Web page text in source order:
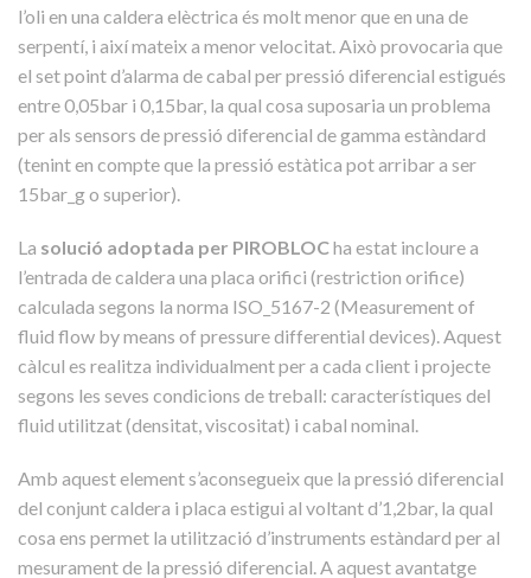
l’oli en una caldera elèctrica és molt menor que en una de
serpentí, i així mateix a menor velocitat. Això provocaria que
el set point d’alarma de cabal per pressió diferencial estigués
entre 0,05bar i 0,15bar, la qual cosa suposaria un problema
per als sensors de pressió diferencial de gamma estàndard
(tenint en compte que la pressió estàtica pot arribar a ser
15bar_g o superior).
La solució adoptada per PIROBLOCha estat incloure a
l’entrada de caldera una placa orifici (restriction orifice)
calculada segons la norma ISO_5167-2 (Measurement of
fluid flow by means of pressure differential devices). Aquest
càlcul es realitza individualment per a cada client i projecte
segons les seves condicions de treball: característiques del
fluid utilitzat (densitat, viscositat) i cabal nominal.
Amb aquest element s’aconsegueix que la pressió diferencial
del conjunt caldera i placa estigui al voltant d’1,2bar, la qual
cosa ens permet la utilització d’instruments estàndard per al
mesurament de la pressió diferencial. A aquest avantatge